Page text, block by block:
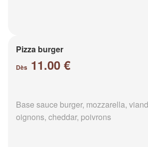
Pizza burger
Dès 11.00 €
Base sauce burger, mozzarella,
oignons, cheddar, poivrons